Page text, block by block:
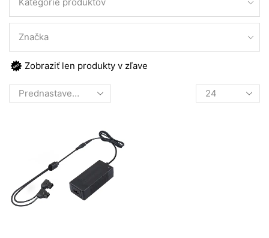
Značka
Zobraziť len produkty v zľave
Products
per